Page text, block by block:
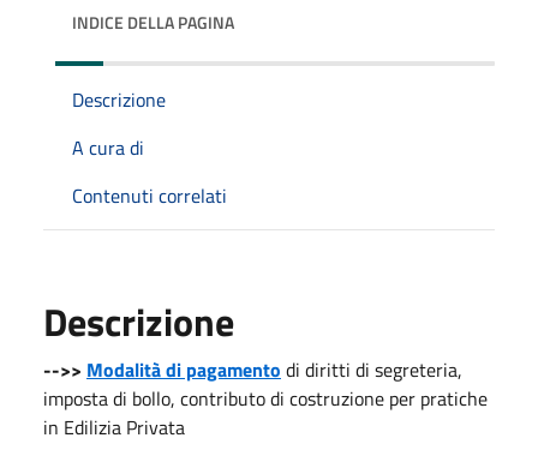
INDICE DELLA PAGINA
Descrizione
A cura di
Contenuti correlati
Descrizione
-->> Modalità di pagamento di diritti di segreteria,
imposta di bollo, contributo di costruzione per pratiche
in Edilizia Privata